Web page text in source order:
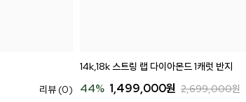
리뷰 (0)
14k,18k 스트링 랩 다이아몬드 1캐럿 반지
44% 1,499,000원 2,699,000원